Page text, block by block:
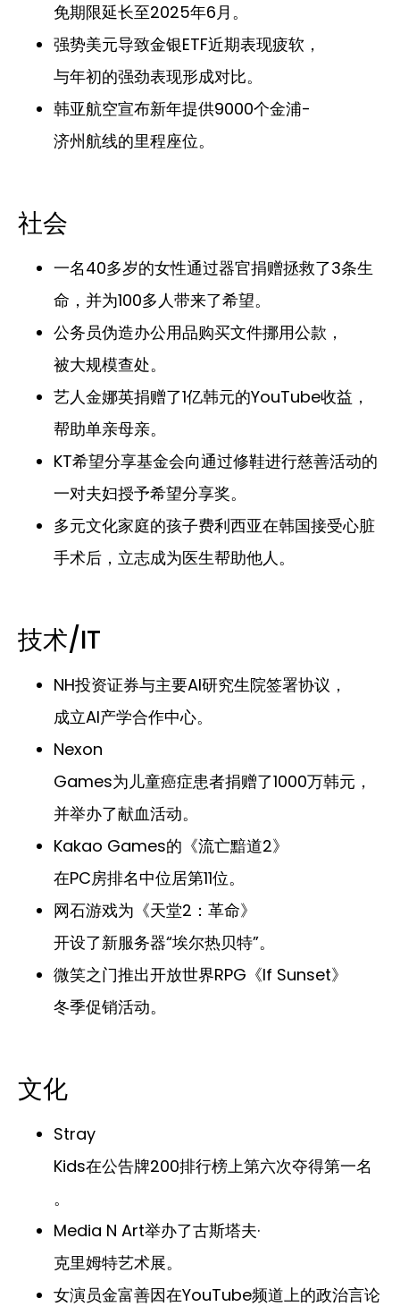
免期限延长至2025年6月。
强势美元导致金银ETF近期表现疲软，
与年初的强劲表现形成对比。
韩亚航空宣布新年提供9000个金浦-
济州航线的里程座位。
社会
一名40多岁的女性通过器官捐赠拯救了3条生
命，并为100多人带来了希望。
公务员伪造办公用品购买文件挪用公款，
被大规模查处。
艺人金娜英捐赠了1亿韩元的YouTube收益，
帮助单亲母亲。
KT希望分享基金会向通过修鞋进行慈善活动的
一对夫妇授予希望分享奖。
多元文化家庭的孩子费利西亚在韩国接受心脏
手术后，立志成为医生帮助他人。
技术/IT
NH投资证券与主要AI研究生院签署协议，
成立AI产学合作中心。
Nexon
Games为儿童癌症患者捐赠了1000万韩元，
并举办了献血活动。
Kakao Games的《流亡黯道2》
在PC房排名中位居第11位。
网石游戏为《天堂2：革命》
开设了新服务器“埃尔热贝特”。
微笑之门推出开放世界RPG《If Sunset》
冬季促销活动。
文化
Stray
Kids在公告牌200排行榜上第六次夺得第一名
。
Media N Art举办了古斯塔夫·
克里姆特艺术展。
女演员金富善因在YouTube频道上的政治言论